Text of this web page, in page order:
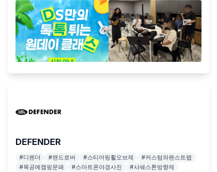
DEFENDER
#디펜더 #랜드로버 #스티어링휠오브제 #커스텀와펜스트랩
#목공예캠핑문패 #스마트폰야경사진 #샤쉐스톤방향제